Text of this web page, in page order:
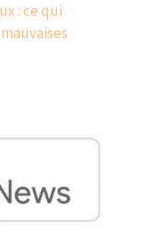
: ce qui